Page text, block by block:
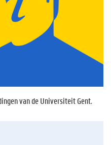
van de Universiteit Gent.